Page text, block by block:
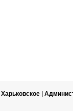
Харьковское |